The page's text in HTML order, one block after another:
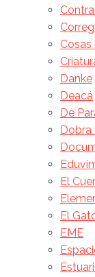
Cosas
Danke
Deacá
De
Dobra
El
El
EME